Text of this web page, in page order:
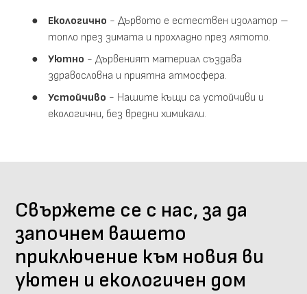
Екологично - Дървото е естествен изолатор –
топло през зимата и прохладно през лятото.
Уютно - Дървеният материал създава
здравословна и приятна атмосфера.
Устойчиво - Нашите къщи са устойчиви и
екологични, без вредни химикали.
Свържете се с нас, за да
започнем вашето
приключение към новия ви
уютен и екологичен дом